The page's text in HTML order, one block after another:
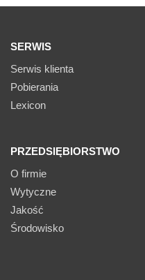
SERWIS
Serwis klienta
Pobierania
Lexicon
PRZEDSIĘBIORSTWO
O firmie
Wytyczne
Jakość
Środowisko